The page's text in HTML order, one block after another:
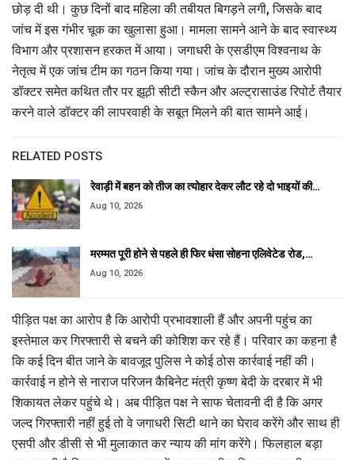
छोड़ दी थी। कुछ दिनों बाद महिला की तबीयत बिगड़ने लगी, जिसके बाद
जांच में इस गंभीर चूक का खुलासा हुआ। मामला सामने आने के बाद स्वास्थ्य
विभाग और प्रशासन हरकत में आया। जगाधरी के एसडीएम विश्वनाथ के
नेतृत्व में एक जांच टीम का गठन किया गया। जांच के दौरान मुख्य आरोपी
डॉक्टर समेत कथित तौर पर झूठी सीटी स्कैन और अल्ट्रासाउंड रिपोर्ट तैयार
करने वाले डॉक्टर की लापरवाही के सबूत मिलने की बात सामने आई।
RELATED POSTS
रेवाड़ी में बहन को तीज का त्योहार देकर लौट रहे दो भाइयों की…
Aug 10, 2026
मरम्मत पूरी होने से पहले ही फिर धंसा सोहना एलिवेटेड रोड,…
Aug 10, 2026
पीड़ित पक्ष का आरोप है कि आरोपी प्रभावशाली हैं और अपनी पहुंच का
इस्तेमाल कर गिरफ्तारी से बचने की कोशिश कर रहे हैं। परिवार का कहना है
कि कई दिन बीत जाने के बावजूद पुलिस ने कोई ठोस कार्रवाई नहीं की।
कार्रवाई न होने से नाराज परिजन कैबिनेट मंत्री कृष्ण बेदी के दरबार में भी
शिकायत लेकर पहुंचे थे। अब पीड़ित पक्ष ने साफ चेतावनी दी है कि अगर
जल्द गिरफ्तारी नहीं हुई तो वे जगाधरी सिटी थाने का घेराव करेंगे और साथ ही
एसपी और डीसी से भी मुलाकात कर न्याय की मांग करेंगे। फिलहाल बड़ा